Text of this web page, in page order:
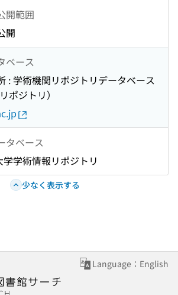
開範囲
開
ベース
: 学術機関リポジトリデータベース
ポジトリ）
タベース
学術情報リポジトリ
少なく表示する
Language：English